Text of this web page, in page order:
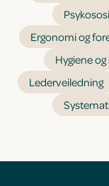
Ergonomi og
Hygiene
Lederveiledning